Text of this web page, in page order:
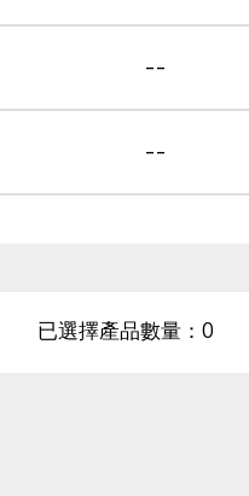
--
--
已選擇產品數量： 0